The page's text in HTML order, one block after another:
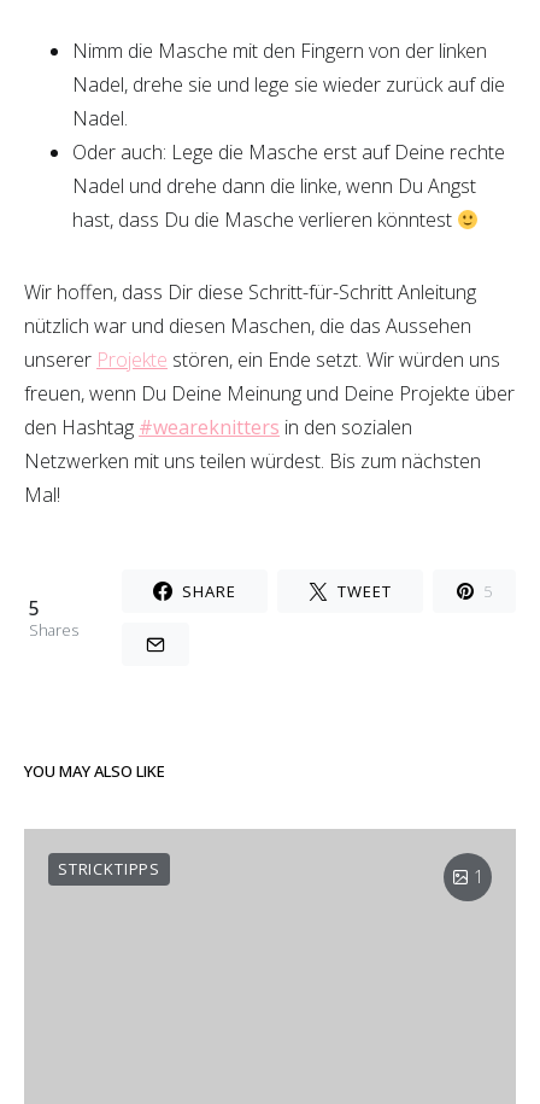
Nimm die Masche mit den Fingern von der linken
Nadel, drehe sie und lege sie wieder zurück auf die
Nadel.
Oder auch: Lege die Masche erst auf Deine rechte
Nadel und drehe dann die linke, wenn Du Angst
hast, dass Du die Masche verlieren könntest
Wir hoffen, dass Dir diese Schritt-für-Schritt Anleitung
nützlich war und diesen Maschen, die das Aussehen
unserer Projekte stören, ein Ende setzt. Wir würden uns
freuen, wenn Du Deine Meinung und Deine Projekte über
den Hashtag #weareknitters in den sozialen
Netzwerken mit uns teilen würdest. Bis zum nächsten
Mal!
5
Shares
SHARE TWEET 5
YOU MAY ALSO LIKE
STRICKTIPPS 1